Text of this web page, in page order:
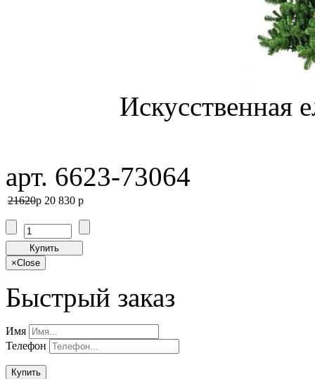
Искусственная
арт. 6623-73064
21620p 20 830 p
Купить
×Close
Быстрый заказ
Имя
Телефон
Купить